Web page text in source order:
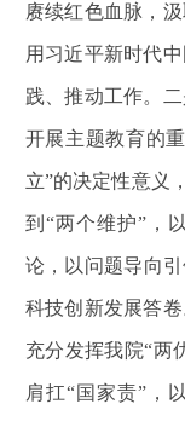
赓续红色血脉，
用习近平新时代
践、推动工作。
开展主题教育的
立”的决定性意义
到“两个维护”，
论，以问题导向
科技创新发展答
充分发挥我院“两
肩扛“国家责”，